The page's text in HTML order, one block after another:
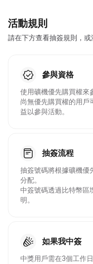
活動規則
請在下方查看抽簽規則，或
 參與資格
使用礦機優先購買權來
尚無優先購買權的用戶
益以參與活動。
 抽簽流程
抽簽號碼將根據礦機優
分配。
中簽號碼透過比特幣區
明。
 如果我中簽
中獎用戶需在3個工作